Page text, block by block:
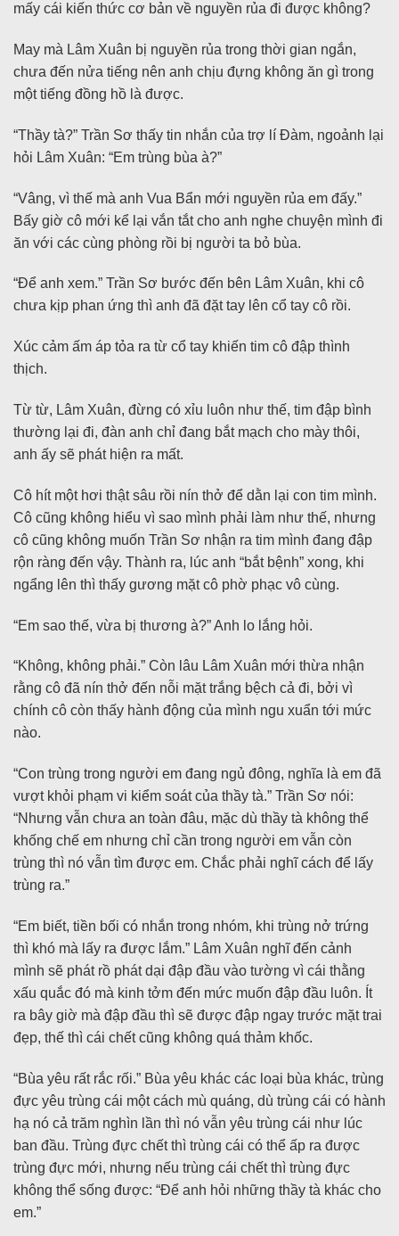
mấy cái kiến thức cơ bản về nguyền rủa đi được không?
May mà Lâm Xuân bị nguyền rủa trong thời gian ngắn,
chưa đến nửa tiếng nên anh chịu đựng không ăn gì trong
một tiếng đồng hồ là được.
“Thầy tà?” Trần Sơ thấy tin nhắn của trợ lí Đàm, ngoảnh lại
hỏi Lâm Xuân: “Em trùng bùa à?”
“Vâng, vì thế mà anh Vua Bẩn mới nguyền rủa em đấy.”
Bấy giờ cô mới kể lại vắn tắt cho anh nghe chuyện mình đi
ăn với các cùng phòng rồi bị người ta bỏ bùa.
“Để anh xem.” Trần Sơ bước đến bên Lâm Xuân, khi cô
chưa kịp phan ứng thì anh đã đặt tay lên cổ tay cô rồi.
Xúc cảm ấm áp tỏa ra từ cổ tay khiến tim cô đập thình
thịch.
Từ từ, Lâm Xuân, đừng có xỉu luôn như thế, tim đập bình
thường lại đi, đàn anh chỉ đang bắt mạch cho mày thôi,
anh ấy sẽ phát hiện ra mất.
Cô hít một hơi thật sâu rồi nín thở để dằn lại con tim mình.
Cô cũng không hiểu vì sao mình phải làm như thế, nhưng
cô cũng không muốn Trần Sơ nhận ra tim mình đang đập
rộn ràng đến vậy. Thành ra, lúc anh “bắt bệnh” xong, khi
ngẩng lên thì thấy gương mặt cô phờ phạc vô cùng.
“Em sao thế, vừa bị thương à?” Anh lo lắng hỏi.
“Không, không phải.” Còn lâu Lâm Xuân mới thừa nhận
rằng cô đã nín thở đến nỗi mặt trắng bệch cả đi, bởi vì
chính cô còn thấy hành động của mình ngu xuẩn tới mức
nào.
“Con trùng trong người em đang ngủ đông, nghĩa là em đã
vượt khỏi phạm vi kiểm soát của thầy tà.” Trần Sơ nói:
“Nhưng vẫn chưa an toàn đâu, mặc dù thầy tà không thể
khống chế em nhưng chỉ cần trong người em vẫn còn
trùng thì nó vẫn tìm được em. Chắc phải nghĩ cách để lấy
trùng ra.”
“Em biết, tiền bối có nhắn trong nhóm, khi trùng nở trứng
thì khó mà lấy ra được lắm.” Lâm Xuân nghĩ đến cảnh
mình sẽ phát rồ phát dại đập đầu vào tường vì cái thằng
xấu quắc đó mà kinh tởm đến mức muốn đập đầu luôn. Ít
ra bây giờ mà đập đầu thì sẽ được đập ngay trước mặt trai
đẹp, thế thì cái chết cũng không quá thảm khốc.
“Bùa yêu rất rắc rối.” Bùa yêu khác các loại bùa khác, trùng
đực yêu trùng cái một cách mù quáng, dù trùng cái có hành
hạ nó cả trăm nghìn lần thì nó vẫn yêu trùng cái như lúc
ban đầu. Trùng đực chết thì trùng cái có thể ấp ra được
trùng đực mới, nhưng nếu trùng cái chết thì trùng đực
không thể sống được: “Để anh hỏi những thầy tà khác cho
em.”